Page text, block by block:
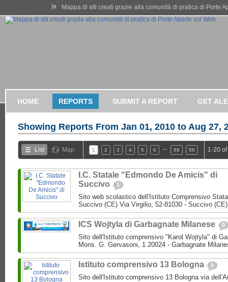
» Mappa di siti creati grazie alla comunità di pratica di Porte
HOME REPORTS SUBMIT A REPORT GET
Showing Reports From Jan 01, 2010 to Aug 27,
List Map 1 2 3 4 5 6 58 59 1-20
I.C. Statale "Edmondo De Amicis" di
Succivo
1
Sito web scolastico dell'Istituto Comprensivo
Succivo (CE) Via Virgilio, 52-81030 - Succivo
ICS Wojtyla di Garbagnate Milanese 0
Sito dell'Istituto comprensivo "Karol Wojtyla" di
Mons. G. Gervasoni, 1 20024 - Garbagnate
Istituto comprensivo 13 Bologna 0
Sito dell'Istituto comprensivo 13 Bologna via